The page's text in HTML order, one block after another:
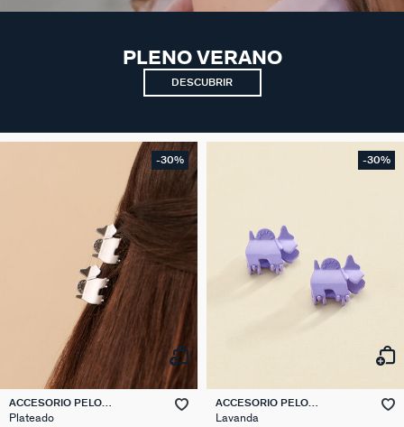
PLENO VERANO
DESCUBRIR
-30%
ACCESORIO PELO
ACCESORIOS PELO
Plateado
-30%
ACCESORIO PELO
ACCESORIOS PELO
Lavanda